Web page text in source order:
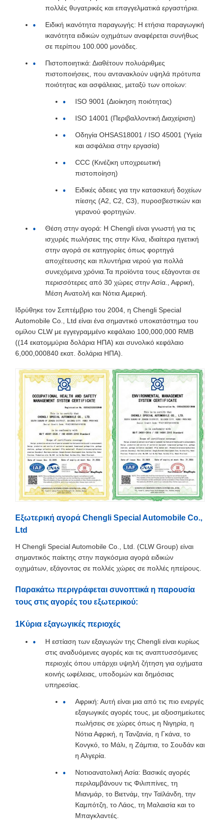
πολλές θυγατρικές και επαγγελματικά εργαστήρια.
Ειδική ικανότητα παραγωγής: Η ετήσια παραγωγική
ικανότητα ειδικών οχημάτων αναφέρεται συνήθως
σε περίπου 100.000 μονάδες.
Πιστοποιητικά: Διαθέτουν πολυάριθμες
πιστοποιήσεις, που αντανακλούν υψηλά πρότυπα
ποιότητας και ασφάλειας, μεταξύ των οποίων:
ISO 9001 (Διοίκηση ποιότητας)
ISO 14001 (Περιβαλλοντική Διαχείριση)
Οδηγία OHSAS18001 / ISO 45001 (Υγεία
και ασφάλεια στην εργασία)
CCC (Κινέζικη υποχρεωτική
πιστοποίηση)
Ειδικές άδειες για την κατασκευή δοχείων
πίεσης (A2, C2, C3), πυροσβεστικών και
γερανού φορτηγών.
Θέση στην αγορά: Η Chengli είναι γνωστή για τις
ισχυρές πωλήσεις της στην Κίνα, ιδιαίτερα ηγετική
στην αγορά σε κατηγορίες όπως φορτηγά
αποχέτευσης και πλυντήρια νερού για πολλά
συνεχόμενα χρόνια.Τα προϊόντα τους εξάγονται σε
περισσότερες από 30 χώρες στην Ασία., Αφρική,
Μέση Ανατολή και Νότια Αμερική.
Ιδρύθηκε τον Σεπτέμβριο του 2004, η Chengli Special
Automobile Co., Ltd είναι ένα σημαντικό υποκατάστημα του
ομίλου CLW με εγγεγραμμένο κεφάλαιο 100,000,000 RMB
((14 εκατομμύρια δολάρια ΗΠΑ) και συνολικό κεφάλαιο
6,000,000840 εκατ. δολάρια ΗΠΑ).
Εξωτερική αγορά Chengli Special Automobile Co.,
Ltd
Η Chengli Special Automobile Co., Ltd. (CLW Group) είναι
σημαντικός παίκτης στην παγκόσμια αγορά ειδικών
οχημάτων, εξάγοντας σε πολλές χώρες σε πολλές ηπείρους.
Παρακάτω περιγράφεται συνοπτικά η παρουσία
τους στις αγορές του εξωτερικού:
1Κύρια εξαγωγικές περιοχές
Η εστίαση των εξαγωγών της Chengli είναι κυρίως
στις αναδυόμενες αγορές και τις αναπτυσσόμενες
περιοχές όπου υπάρχει υψηλή ζήτηση για οχήματα
κοινής ωφέλειας, υποδομών και δημόσιας
υπηρεσίας.
Αφρική: Αυτή είναι μια από τις πιο ενεργές
εξαγωγικές αγορές τους, με αξιοσημείωτες
πωλήσεις σε χώρες όπως η Νιγηρία, η
Νότια Αφρική, η Τανζανία, η Γκάνα, το
Κονγκό, το Μάλι, η Ζάμπια, το Σουδάν και
η Αλγερία.
Νοτιοανατολική Ασία: Βασικές αγορές
περιλαμβάνουν τις Φιλιππίνες, τη
Μιανμάρ, το Βιετνάμ, την Ταϊλάνδη, την
Καμπότζη, το Λάος, τη Μαλαισία και το
Μπαγκλαντές.